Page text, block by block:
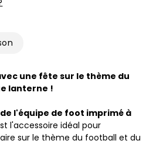
une fête sur le thème du
lanterne !
l'équipe de foot imprimé à
l'accessoire idéal pour
sur le thème du football et du